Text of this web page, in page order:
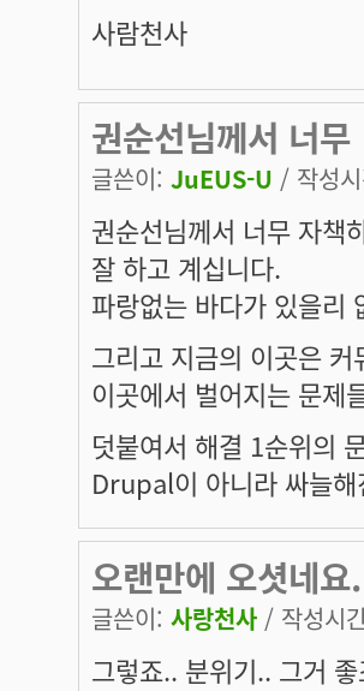
사람천사
권순선님께서 너무
글쓴이: JuEUS-U / 작성
권순선님께서 너무 자책
잘 하고 계십니다.
파랑없는 바다가 있을리
그리고 지금의 이곳은 커
이곳에서 벌어지는 문제
덧붙여서 해결 1순위의
Drupal이 아니라 싸늘
오랜만에 오셧네
글쓴이: 사랑천사 / 작성시
그렇죠.. 분위기.. 그거